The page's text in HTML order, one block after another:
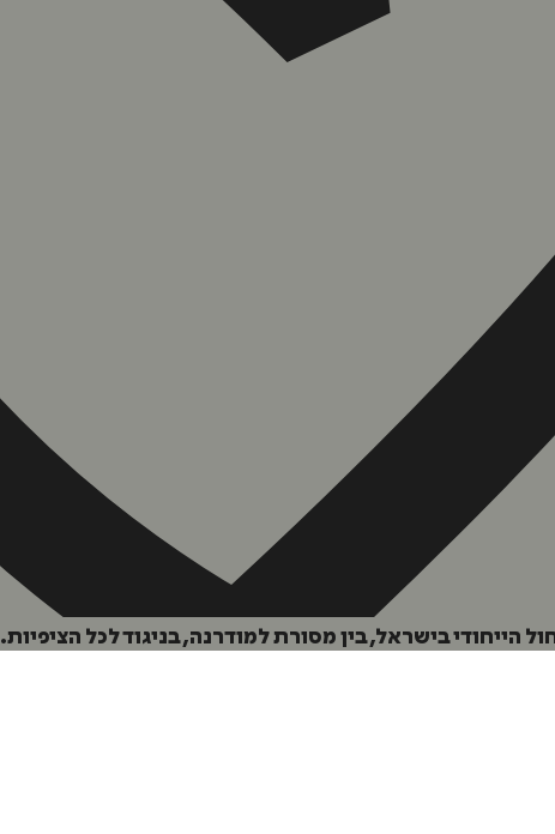
בישראל, בין מסורת למודרנה, בניגוד לכל הציפיות.